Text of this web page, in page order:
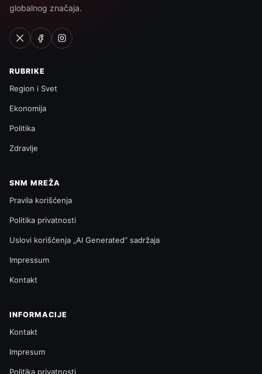
globalnog značaja.
RUBRIKE
Region i Svet
Ekonomija
Politika
Zdravlje
SNM MREŽA
Pravila korišćenja
Politika privatnosti
Uslovi korišćenja „AI Generated“ sadržaja
Impressum
Kontakt
INFORMACIJE
Kontakt
Impresum
Politika privatnosti